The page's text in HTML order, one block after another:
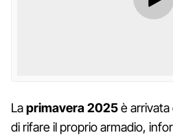
Laprimavera 2025è
di rifare il proprio armadio,